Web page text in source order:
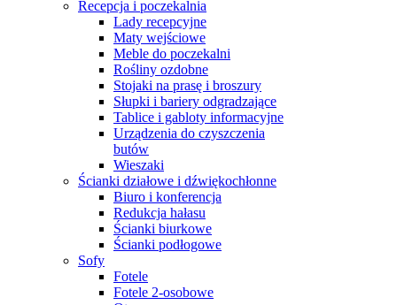
Recepcja i poczekalnia
Lady recepcyjne
Maty wejściowe
Meble do poczekalni
Rośliny ozdobne
Stojaki na prasę i broszury
Słupki i bariery odgradzające
Tablice i gabloty informacyjne
Urządzenia do czyszczenia
butów
Wieszaki
Ścianki działowe i dźwiękochłonne
Biuro i konferencja
Redukcja hałasu
Ścianki biurkowe
Ścianki podłogowe
Sofy
Fotele
Fotele 2-osobowe